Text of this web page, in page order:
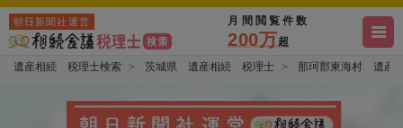
朝日新聞社運営 月間閲覧件数
200万超
遺産相続 税理士検索 茨城県 遺産相続 税理士 那珂郡東海村 遺産